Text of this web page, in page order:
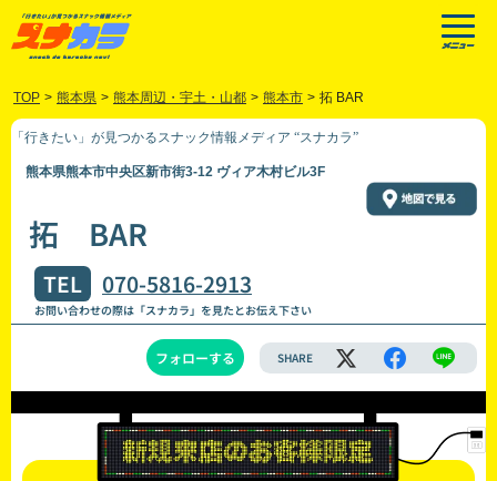
TOP > 熊本県 > 熊本周辺・宇土・山都 > 熊本市 > 拓 BAR
「行きたい」が見つかるスナック情報メディア “スナカラ”
熊本県熊本市中央区新市街3-12 ヴィア木村ビル3F
拓 BAR
TEL 070-5816-2913
お問い合わせの際は「スナカラ」を見たとお伝え下さい
フォローする SHARE